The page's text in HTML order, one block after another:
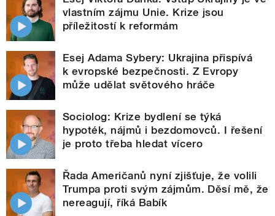
vlastním zájmu Unie. Krize jsou
příležitostí k reformám
Esej Adama Sybery: Ukrajina přispívá
k evropské bezpečnosti. Z Evropy
může udělat světového hráče
Sociolog: Krize bydlení se týká
hypoték, nájmů i bezdomovců. I řešení
je proto třeba hledat vícero
Řada Američanů nyní zjišťuje, že volili
Trumpa proti svým zájmům. Děsí mě, že
nereagují, říká Babík